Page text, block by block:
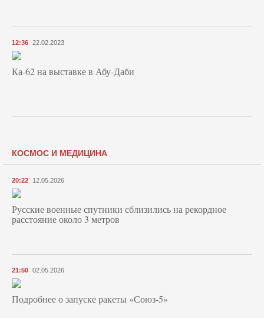
12:36 22.02.2023
Ка-62 на выставке в Абу-Даби
КОСМОС И МЕДИЦИНА
20:22 12.05.2026
Русские военные спутники сблизились на рекордное
расстояние около 3 метров
21:50 02.05.2026
Подробнее о запуске ракеты «Союз‑5»